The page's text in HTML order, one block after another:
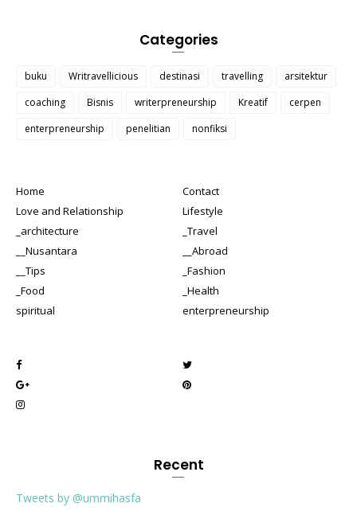
Categories
buku Writravellicious destinasi travelling
arsitektur
coaching
Bisnis writerpreneurship Kreatif
cerpen
enterpreneurship
penelitian nonfiksi
Home
Contact
Love and Relationship
Lifestyle
_architecture
_Travel
__Nusantara
__Abroad
__Tips
_Fashion
_Food
_Health
spiritual
enterpreneurship
Recent
Tweets by @ummihasfa